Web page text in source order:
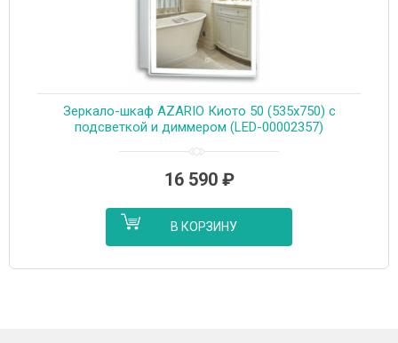
Зеркало-шкаф AZARIO Киото 50 (535х750) c
подсветкой и диммером (LED-00002357)
16 590 ₽
В КОРЗИНУ